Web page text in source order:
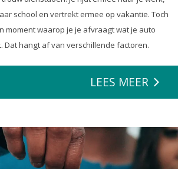
school en vertrekt ermee op vakantie. Toch
moment waarop je je afvraagt wat je auto
Dat hangt af van verschillende factoren.
LEES MEER